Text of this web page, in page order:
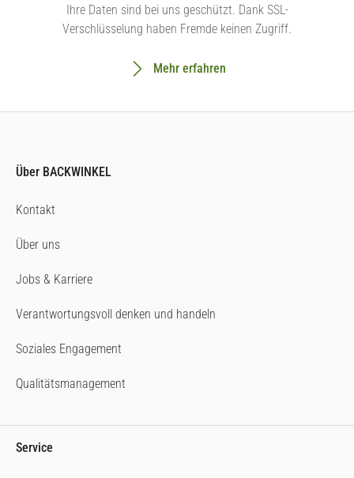
Ihre Daten sind bei uns geschützt. Dank SSL-
Verschlüsselung haben Fremde keinen Zugriff.
Mehr erfahren
Über BACKWINKEL
Kontakt
Über uns
Jobs & Karriere
Verantwortungsvoll denken und handeln
Soziales Engagement
Qualitätsmanagement
Service